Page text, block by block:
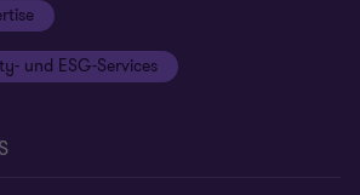
und ESG-Services